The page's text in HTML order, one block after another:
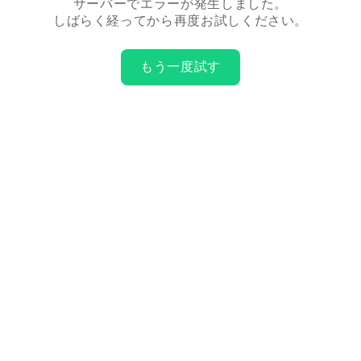
サーバーでエラーが発生しました。
しばらく経ってから再度お試しください。
もう一度試す